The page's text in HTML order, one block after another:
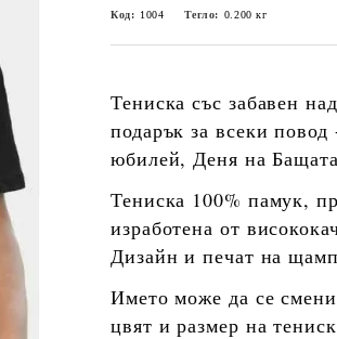
Код: 1004 Тегло: 0.200 кг
Тениска със забавен
подарък за всеки
юбилей, Деня
Тениска 100% памук,
изработена от
Дизайн и печат на
Името може да се
цвят и размер на